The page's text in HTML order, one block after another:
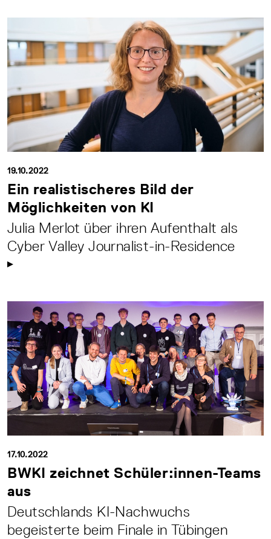
19.10.2022
Ein realistischeres Bild der
Möglichkeiten von KI
Julia Merlot über ihren Aufenthalt als
Cyber Valley Journalist-in-Residence
17.10.2022
BWKI zeichnet Schüler:innen-Teams
aus
Deutschlands KI-Nachwuchs
begeisterte beim Finale in Tübingen